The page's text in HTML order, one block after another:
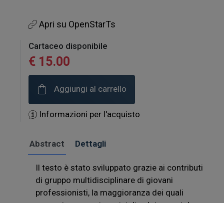
Apri su OpenStarTs
Cartaceo disponibile
€ 15.00
Aggiungi al carrello
Informazioni per l'acquisto
Abstract Dettagli
Il testo è stato sviluppato grazie ai contributi
di gruppo multidisciplinare di giovani
professionisti, la maggioranza dei quali